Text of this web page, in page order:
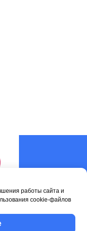
работы сайта и
cookie-файлов